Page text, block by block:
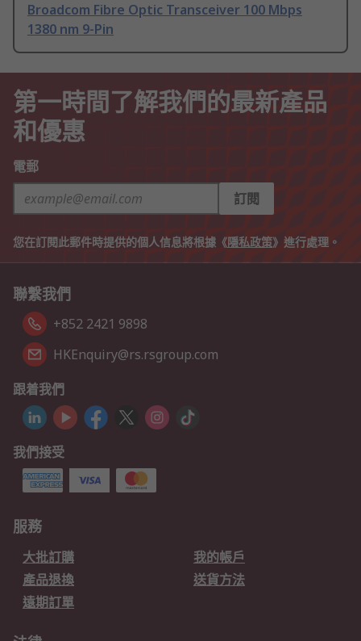
Broadcom Fibre Optic Transceiver 100 Mbps
1380 nm 9-Pin
第一時間了解我們的最新產品
和優惠
電郵
訂閱
您在訂閱此郵件時提供的個人信息將根據《隱私政策》進行處理。
聯繫我們
+852 2421 9898
HKEnquiry@rs.rsgroup.com
跟着我們
我們接受
服務
大批訂購
我的帳戶
產品退換
送貨方法
遠期訂單